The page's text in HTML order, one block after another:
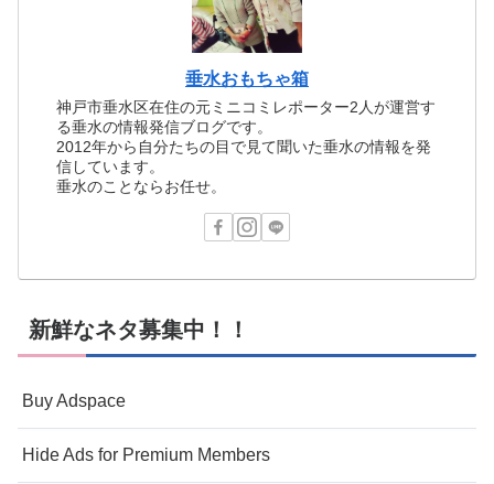
垂水おもちゃ箱
神戸市垂水区在住の元ミニコミレポーター2人が運営す
る垂水の情報発信ブログです。
2012年から自分たちの目で見て聞いた垂水の情報を発
信しています。
垂水のことならお任せ。
新鮮なネタ募集中！！
Buy Adspace
Hide Ads for Premium Members